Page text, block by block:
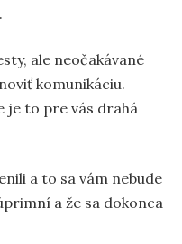
ale neočakávané
komunikáciu.
je to pre vás drahá
a to sa vám nebude
a že sa dokonca